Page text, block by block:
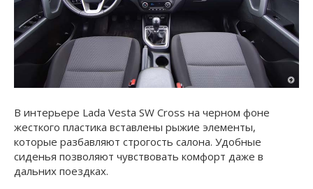
В интерьере Lada Vesta SW Cross на черном фоне
жесткого пластика вставлены рыжие элементы,
которые разбавляют строгость салона. Удобные
сиденья позволяют чувствовать комфорт даже в
дальних поездках.